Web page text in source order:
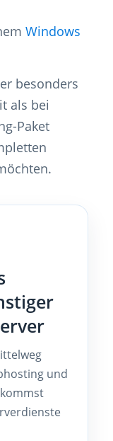
Windows
besonders
als bei
Paket
und